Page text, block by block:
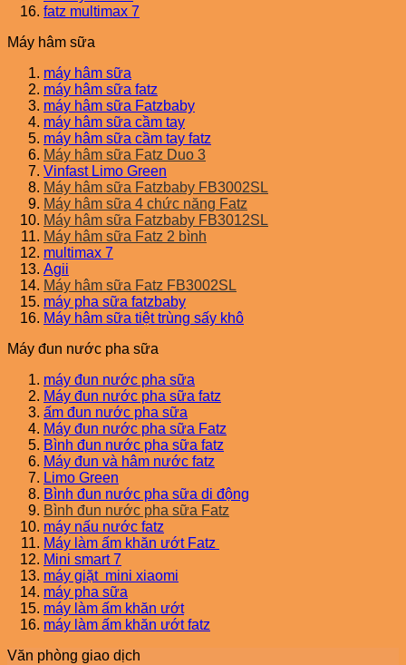
fatz multimax 7
Máy hâm sữa
máy hâm sữa
máy hâm sữa fatz
máy hâm sữa Fatzbaby
máy hâm sữa cầm tay
máy hâm sữa cầm tay fatz
Máy hâm sữa Fatz Duo 3
Vinfast Limo Green
Máy hâm sữa Fatzbaby FB3002SL
Máy hâm sữa 4 chức năng Fatz
Máy hâm sữa Fatzbaby FB3012SL
Máy hâm sữa Fatz 2 bình
multimax 7
Agii
Máy hâm sữa Fatz FB3002SL
máy pha sữa fatzbaby
Máy hâm sữa tiệt trùng sấy khô
Máy đun nước pha sữa
máy đun nước pha sữa
Máy đun nước pha sữa fatz
ấm đun nước pha sữa
Máy đun nước pha sữa Fatz
Bình đun nước pha sữa fatz
Máy đun và hâm nước fatz
Limo Green
Bình đun nước pha sữa di động
Bình đun nước pha sữa Fatz
máy nấu nước fatz
Máy làm ấm khăn ướt Fatz
Mini smart 7
máy giặt mini xiaomi
máy pha sữa
máy làm ấm khăn ướt
máy làm ấm khăn ướt fatz
Văn phòng giao dịch